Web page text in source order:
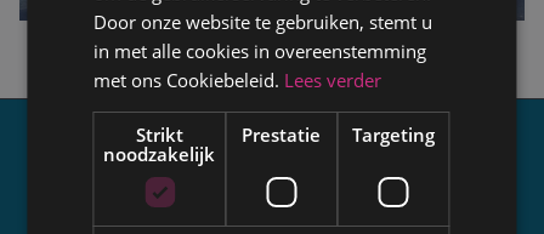
Over GOCA Vlaanderen
Door onze website te gebruiken, stemt u
in met alle cookies in overeenstemming
met ons Cookiebeleid. Lees verder
Strikt
noodzakelijk
Prestatie Targeting